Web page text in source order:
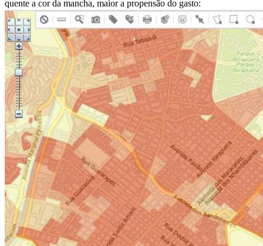
quente a cor da mancha, maior a propensão do gasto: